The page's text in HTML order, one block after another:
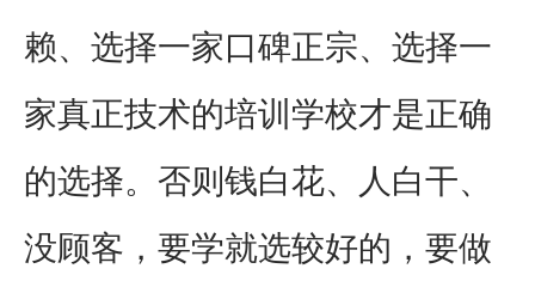
赖、选择一家口碑正宗、选择一
家真正技术的培训学校才是正确
的选择。否则钱白花、人白干、
没顾客，要学就选较好的，要做